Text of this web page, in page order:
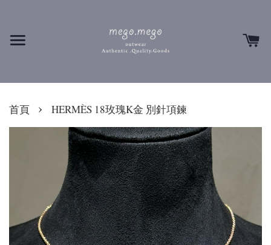
首頁 › HERMÈS 18玫瑰K金 別針項鍊